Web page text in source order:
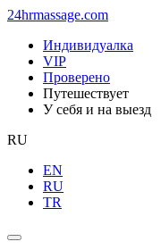
24hrmassage.com
Индивидуалка
VIP
Проверено
Путешествует
У себя и на выезд
RU
EN
RU
TR